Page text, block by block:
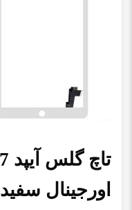
اورجینال سفید